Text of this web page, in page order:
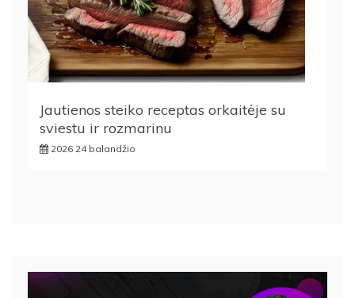
Jautienos steiko receptas orkaitėje su
sviestu ir rozmarinu
2026 24 balandžio